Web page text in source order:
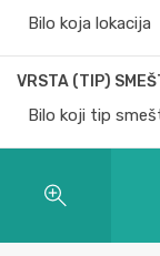
Bilo koja lokacija
VRSTA (TIP)
Bilo koji tip